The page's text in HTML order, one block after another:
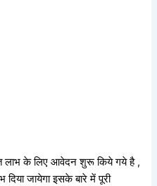
लाभ के लिए आवेदन शुरू किये गये है ,
जायेगा इसके बारे में पूरी